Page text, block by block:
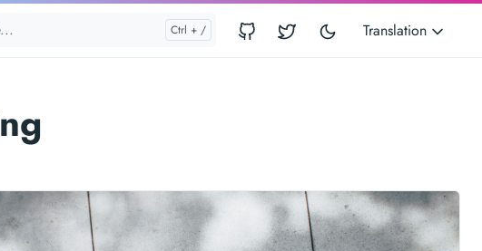
Translation